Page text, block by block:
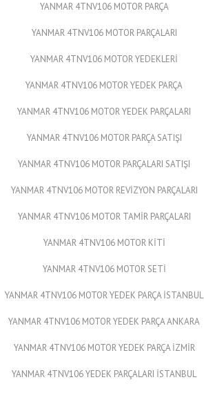
YANMAR 4TNV106 MOTOR PARÇA
YANMAR 4TNV106 MOTOR PARÇALARI
YANMAR 4TNV106 MOTOR YEDEKLERİ
YANMAR 4TNV106 MOTOR YEDEK PARÇA
YANMAR 4TNV106 MOTOR YEDEK PARÇALARI
YANMAR 4TNV106 MOTOR PARÇA SATIŞI
YANMAR 4TNV106 MOTOR PARÇALARI SATIŞI
YANMAR 4TNV106 MOTOR REVİZYON PARÇALARI
YANMAR 4TNV106 MOTOR TAMİR PARÇALARI
YANMAR 4TNV106 MOTOR KİTİ
YANMAR 4TNV106 MOTOR SETİ
YANMAR 4TNV106 MOTOR YEDEK PARÇA İSTANBUL
YANMAR 4TNV106 MOTOR YEDEK PARÇA ANKARA
YANMAR 4TNV106 MOTOR YEDEK PARÇA İZMİR
YANMAR 4TNV106 YEDEK PARÇALARI İSTANBUL